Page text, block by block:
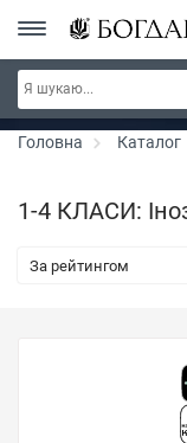
РОЗПРОДАЖ ~ 150 грн ~
300 грн ~
Головна Каталог
1-4 КЛАСИ:
За рейтингом